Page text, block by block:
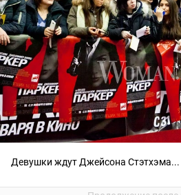
Девушки ждут Джейсона Стэтхэма...